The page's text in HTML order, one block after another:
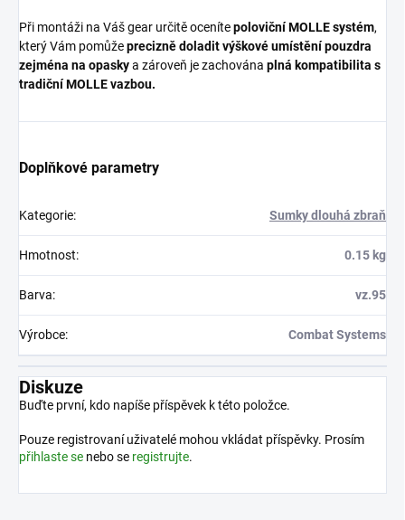
Při montáži na Váš gear určitě ocenítepoloviční MOLLE systém,
který Vám pomůžeprecizně doladit výškové umístění pouzdra
zejména na opaskya zároveň je zachována plná kompatibilita s
tradiční MOLLE vazbou.
Doplňkové parametry
Kategorie: Sumky dlouhá zbraň
Hmotnost: 0.15 kg
Barva: vz.95
Výrobce: Combat Systems
Diskuze
Buďte první, kdo napíše příspěvek k této položce.
Pouze registrovaní uživatelé mohou vkládat příspěvky. Prosím
přihlaste se nebo se registrujte.